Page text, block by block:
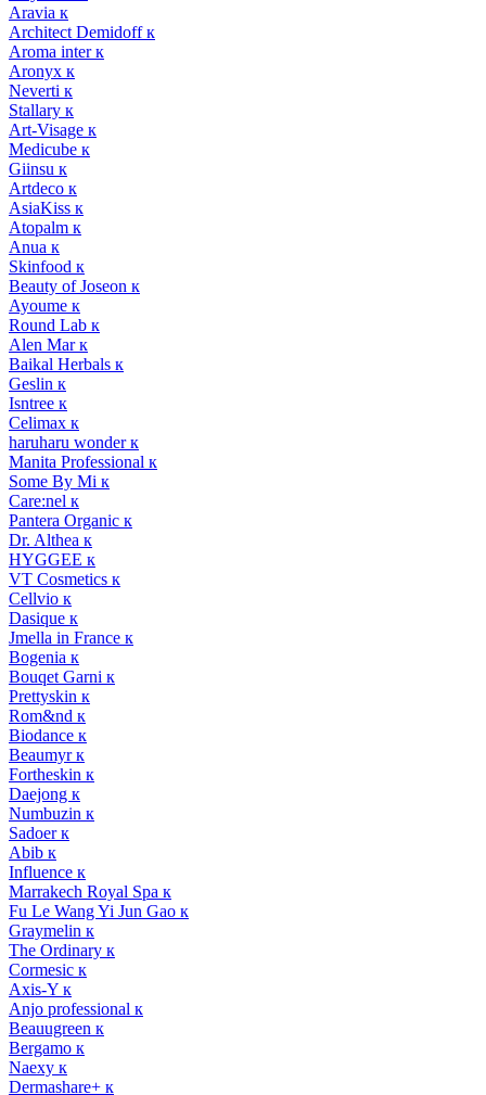
Aravia к
Architect Demidoff к
Aroma inter к
Aronyx к
Neverti к
Stallary к
Art-Visage к
Medicube к
Giinsu к
Artdeco к
AsiaKiss к
Atopalm к
Anua к
Skinfood к
Beauty of Joseon к
Ayoume к
Round Lab к
Alen Mar к
Baikal Herbals к
Geslin к
Isntree к
Celimax к
haruharu wonder к
Manita Professional к
Some By Mi к
Care:nel к
Pantera Organic к
Dr. Althea к
HYGGEE к
VT Cosmetics к
Cellvio к
Dasique к
Jmella in France к
Bogenia к
Bouqet Garni к
Prettyskin к
Rom&nd к
Biodance к
Beaumyr к
Fortheskin к
Daejong к
Numbuzin к
Sadoer к
Abib к
Influence к
Marrakech Royal Spa к
Fu Le Wang Yi Jun Gao к
Graymelin к
The Ordinary к
Cormesic к
Axis-Y к
Anjo professional к
Beauugreen к
Bergamo к
Naexy к
Dermashare+ к